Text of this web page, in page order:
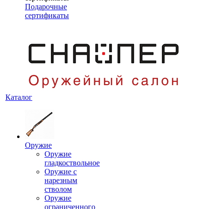
Подарочные
сертификаты
Каталог
Оружие
Оружие
гладкоствольное
Оружие с
нарезным
стволом
Оружие
ограниченного